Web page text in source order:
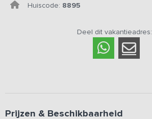
Huiscode: 8895
Deel dit vakantieadres:
Prijzen & Beschikbaarheid